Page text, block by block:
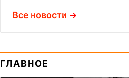
Все новости
ГЛАВНОЕ